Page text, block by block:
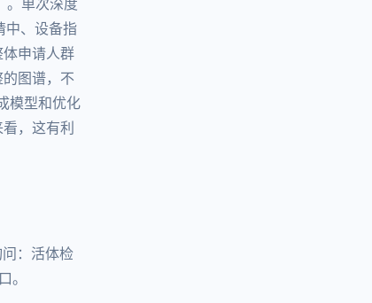
单次深度
中、设备指
申请人群
图谱，不
模型和优化
，这有利
：活体检
。